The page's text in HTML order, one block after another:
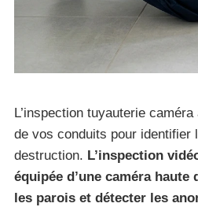
L’inspection tuyauterie
de vos conduits pour identifier
destruction. L’inspection
équipée d’une caméra
les parois et détecter les